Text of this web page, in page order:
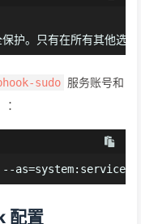
。只有在所有其他选
sudo 服务账号和
配置